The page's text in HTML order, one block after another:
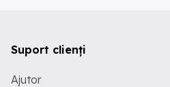
Suport clienți
Ajutor